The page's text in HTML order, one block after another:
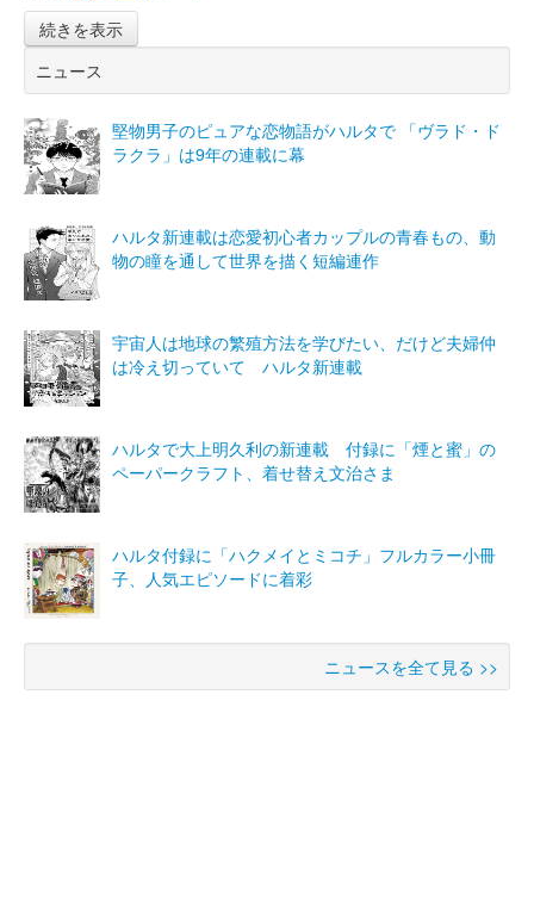
続きを表示
ニュース
堅物男子のピュアな恋物語がハルタで 「ヴラド・ド
ラクラ」は9年の連載に幕
ハルタ新連載は恋愛初心者カップルの青春もの、動
物の瞳を通して世界を描く短編連作
宇宙人は地球の繁殖方法を学びたい、だけど夫婦仲
は冷え切っていて ハルタ新連載
ハルタで大上明久利の新連載 付録に「煙と蜜」の
ペーパークラフト、着せ替え文治さま
ハルタ付録に「ハクメイとミコチ」フルカラー小冊
子、人気エピソードに着彩
ニュースを全て見る >>